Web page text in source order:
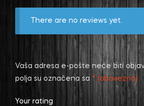
There are no reviews yet.
Vaša adresa e-pošte neće biti
polja su označena sa * (obavezno)
Your rating